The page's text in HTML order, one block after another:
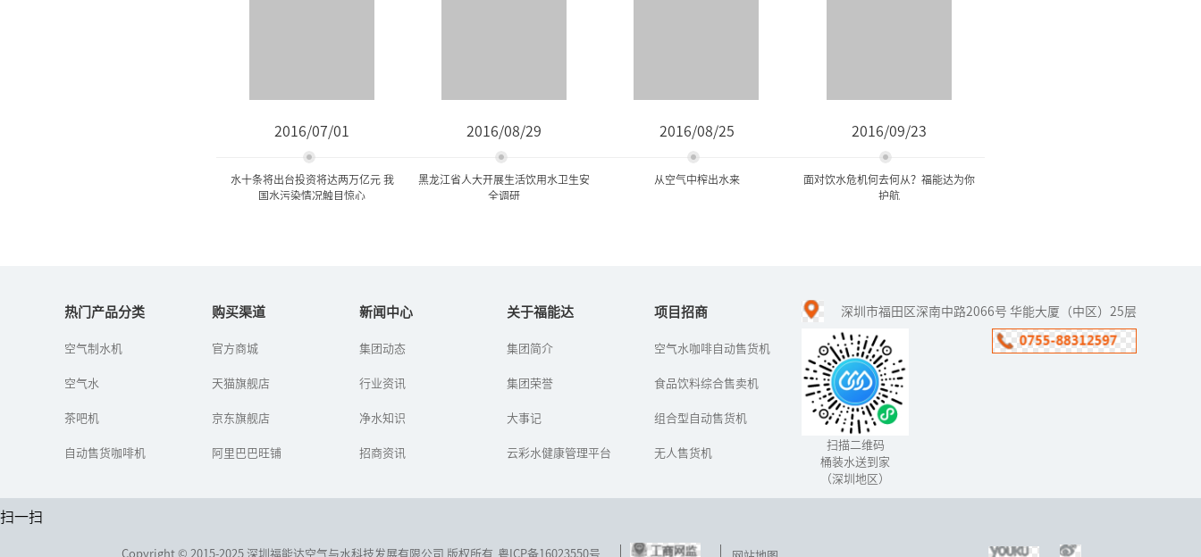
2016/07/01
水十条将出台投资将达两万亿元 我
国水污染情况触目惊心
水十条”的《水污染防治
得国务院常委会通过，有
2016/08/29
黑龙江省人大开展生活饮用水卫生安
全调研
目前,饮水水源受污染的情
水源中的无机物、有机物
着人们的健康。...
2016/08/25
从空气中榨出水来
跑。水用完了，人类怎么
世界水日到来之时，对人
康生活选择...
2016/09/23
面对饮水危机何去何从？福能达为你
护航
面对严峻的水环境状况，
经历了数次城市自来水污
染事件,于是有部分人用上
了桶装水，但是桶装水就
真的干净吗？中国人在食
品危机尚...
热门产品分类
空气制水机
空气水
茶吧机
自动售货咖啡机
购买渠道
官方商城
天猫旗舰店
京东旗舰店
阿里巴巴旺铺
新闻中心
集团动态
行业资讯
净水知识
招商资讯
关于福能达
集团简介
集团荣誉
大事记
云彩水健康管理平台
项目招商
空气水咖啡自动售货机
食品饮料综合售卖机
组合型自动售货机
无人售货机
深圳市福田区深南中路2066号 华能大厦（中区）25层
扫描二维码
桶装水送到家
（深圳地区）
扫一扫
Copyright © 2015-2025 深圳福能达空气与水科技发展有限公司 版权所有 粤ICP备16023550号